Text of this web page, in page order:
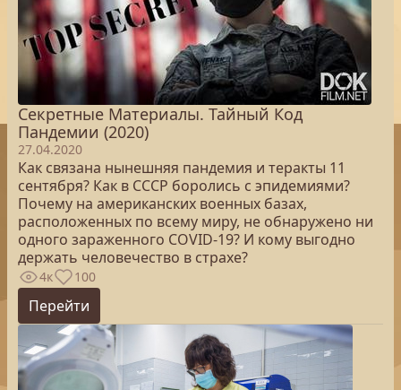
Секретные Материалы. Тайный Код
Пандемии (2020)
27.04.2020
Как связана нынешняя пандемия и теракты 11
сентября? Как в СССР боролись с эпидемиями?
Почему на американских военных базах,
расположенных по всему миру, не обнаружено ни
одного зараженного COVID-19? И кому выгодно
держать человечество в страхе?
4к 100
Перейти